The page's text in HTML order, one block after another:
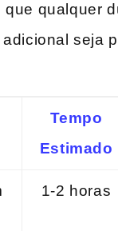
que qualquer
seja
Tempo
⁣Estimado
1-2 horas